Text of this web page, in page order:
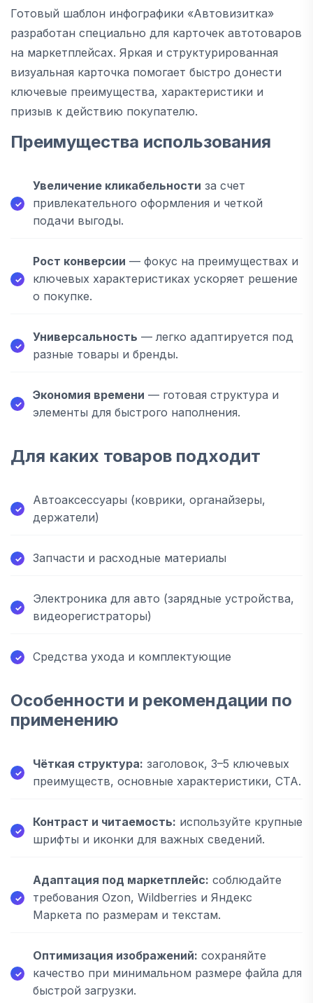
Готовый шаблон инфографики «Автовизитка»
разработан специально для карточек автотоваров
на маркетплейсах. Яркая и структурированная
визуальная карточка помогает быстро донести
ключевые преимущества, характеристики и
призыв к действию покупателю.
Преимущества использования
Увеличение кликабельности за счет
привлекательного оформления и четкой
подачи выгоды.
Рост конверсии — фокус на преимуществах и
ключевых характеристиках ускоряет решение
о покупке.
Универсальность — легко адаптируется под
разные товары и бренды.
Экономия времени — готовая структура и
элементы для быстрого наполнения.
Для каких товаров подходит
Автоаксессуары (коврики, органайзеры,
держатели)
Запчасти и расходные материалы
Электроника для авто (зарядные устройства,
видеорегистраторы)
Средства ухода и комплектующие
Особенности и рекомендации по
применению
Чёткая структура: заголовок, 3–5 ключевых
преимуществ, основные характеристики, CTA.
Контраст и читаемость: используйте крупные
шрифты и иконки для важных сведений.
Адаптация под маркетплейс: соблюдайте
требования Ozon, Wildberries и Яндекс
Маркета по размерам и текстам.
Оптимизация изображений: сохраняйте
качество при минимальном размере файла для
быстрой загрузки.